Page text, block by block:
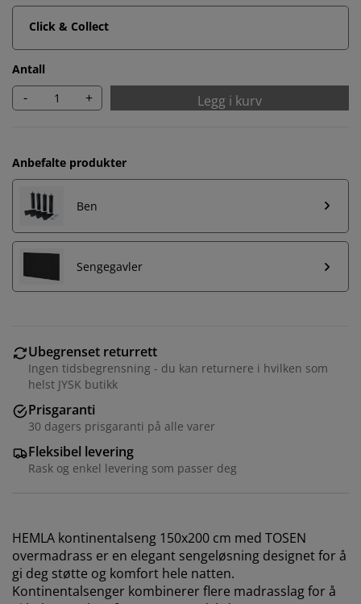
Click & Collect
Antall
- + Legg i kurv
Anbefalte produkter
Ben
Sengegavler
Ubegrenset returrett
Ingen tidsbegrensning - du kan returnere i hvilken som
helst JYSK butikk
Prisgaranti
30 dagers prisgaranti på alle varer
Fleksibel levering
Rask og enkel levering som passer deg
HEMLA kontinentalseng 150x200 cm med TOSEN
overmadrass er en elegant sengeløsning designet for å
gi deg støtte og komfort hele natten.
Kontinentalsenger kombinerer flere madrasslag for å